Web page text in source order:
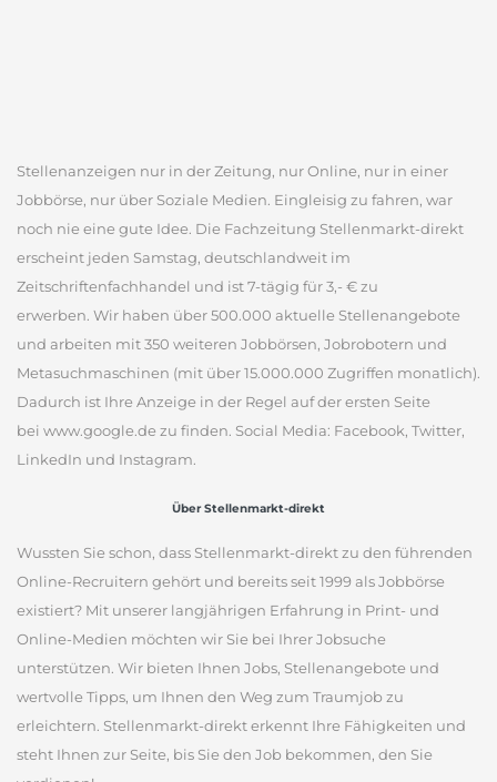
Stellenanzeigen nur in der Zeitung, nur Online, nur in einer
Jobbörse, nur über Soziale Medien. Eingleisig zu fahren, war
noch nie eine gute Idee. Die Fachzeitung Stellenmarkt-direkt
erscheint jeden Samstag, deutschlandweit im
Zeitschriftenfachhandel und ist 7-tägig für 3,- € zu
erwerben. Wir haben über 500.000 aktuelle Stellenangebote
und arbeiten mit 350 weiteren Jobbörsen, Jobrobotern und
Metasuchmaschinen (mit über 15.000.000 Zugriffen monatlich).
Dadurch ist Ihre Anzeige in der Regel auf der ersten Seite
bei www.google.de zu finden. Social Media: Facebook, Twitter,
LinkedIn und Instagram.
Über Stellenmarkt-direkt
Wussten Sie schon, dass Stellenmarkt-direkt zu den führenden
Online-Recruitern gehört und bereits seit 1999 als Jobbörse
existiert? Mit unserer langjährigen Erfahrung in Print- und
Online-Medien möchten wir Sie bei Ihrer Jobsuche
unterstützen. Wir bieten Ihnen Jobs, Stellenangebote und
wertvolle Tipps, um Ihnen den Weg zum Traumjob zu
erleichtern. Stellenmarkt-direkt erkennt Ihre Fähigkeiten und
steht Ihnen zur Seite, bis Sie den Job bekommen, den Sie